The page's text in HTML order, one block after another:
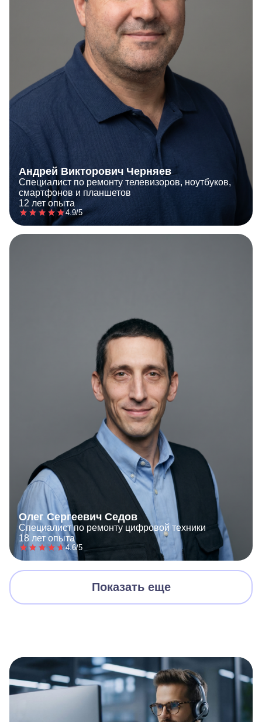
Андрей Викторович Черняев
Специалист по ремонту телевизоров, ноутбуков,
смартфонов и планшетов
12 лет опыта
4.9/5
Олег Сергеевич Седов
Специалист по ремонту цифровой техники
18 лет опыта
4.6/5
Показать еще